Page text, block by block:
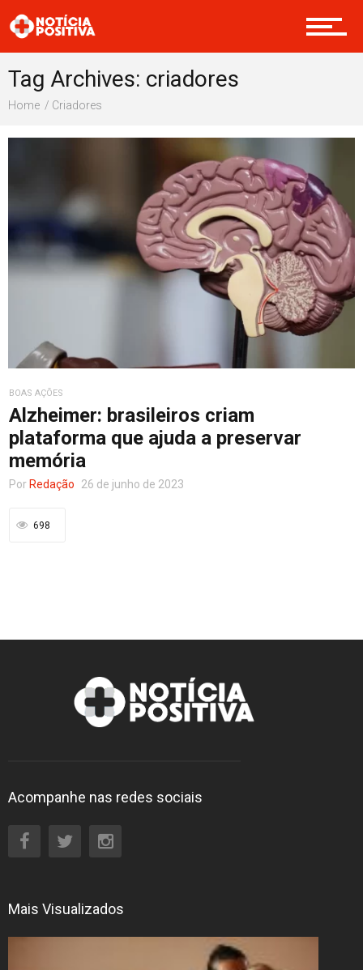
Opinião
Entretenimento
Contato
Tag Archives: criadores
Home Criadores
BOAS AÇÕES
Alzheimer: brasileiros criam
plataforma que ajuda a preservar
memória
Por Redação 26 de junho de 2023
698
Acompanhe nas redes sociais
Mais Visualizados